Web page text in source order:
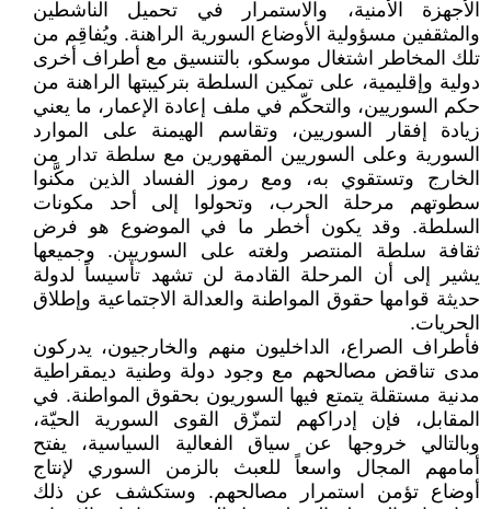
الأجهزة الأمنية، والاستمرار في تحميل الناشطين
والمثقفين مسؤولية الأوضاع السورية الراهنة. ويُفاقِم من
تلك المخاطر اشتغال موسكو، بالتنسيق مع أطراف أخرى
دولية وإقليمية، على تمكين السلطة بتركيبتها الراهنة من
حكم السوريين، والتحكّم في ملف إعادة الإعمار، ما يعني
زيادة إفقار السوريين، وتقاسم الهيمنة على الموارد
السورية وعلى السوريين المقهورين مع سلطة تدار من
الخارج وتستقوي به، ومع رموز الفساد الذين مكَّنوا
سطوتهم مرحلة الحرب، وتحولوا إلى أحد مكونات
السلطة. وقد يكون أخطر ما في الموضوع هو فرض
ثقافة سلطة المنتصر ولغته على السوريين. وجميعها
يشير إلى أن المرحلة القادمة لن تشهد تأسيساً لدولة
حديثة قوامها حقوق المواطنة والعدالة الاجتماعية وإطلاق
الحريات.
فأطراف الصراع، الداخليون منهم والخارجيون، يدركون
مدى تناقض مصالحهم مع وجود دولة وطنية ديمقراطية
مدنية مستقلة يتمتع فيها السوريون بحقوق المواطنة. في
المقابل، فإن إدراكهم لتمزّق القوى السورية الحيّة،
وبالتالي خروجها عن سياق الفعالية السياسية، يفتح
أمامهم المجال واسعاً للعبث بالزمن السوري لإنتاج
أوضاع تؤمن استمرار مصالحهم. وستكشف عن ذلك